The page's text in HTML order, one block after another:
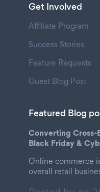
Get Involved
Affiliate Program
Success Stories
Feature Requests
Guest Blog Post
Featured Blog
Converting Cross-
Black Friday &
Online commerce
overall retail